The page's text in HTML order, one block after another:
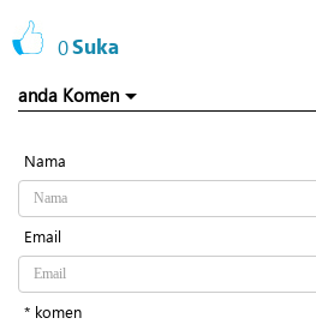
0Suka
anda Komen
Nama
Email
* komen